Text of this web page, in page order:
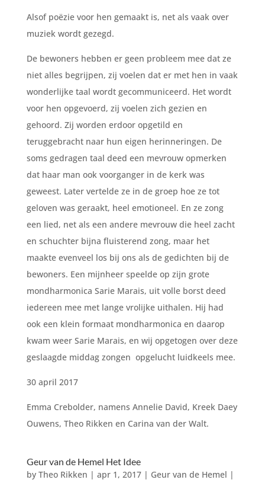
Alsof poëzie voor hen gemaakt is, net als vaak over
muziek wordt gezegd.
De bewoners hebben er geen probleem mee dat ze
niet alles begrijpen, zij voelen dat er met hen in vaak
wonderlijke taal wordt gecommuniceerd. Het wordt
voor hen opgevoerd, zij voelen zich gezien en
gehoord. Zij worden erdoor opgetild en
teruggebracht naar hun eigen herinneringen. De
soms gedragen taal deed een mevrouw opmerken
dat haar man ook voorganger in de kerk was
geweest. Later vertelde ze in de groep hoe ze tot
geloven was geraakt, heel emotioneel. En ze zong
een lied, net als een andere mevrouw die heel zacht
en schuchter bijna fluisterend zong, maar het
maakte evenveel los bij ons als de gedichten bij de
bewoners. Een mijnheer speelde op zijn grote
mondharmonica Sarie Marais, uit volle borst deed
iedereen mee met lange vrolijke uithalen. Hij had
ook een klein formaat mondharmonica en daarop
kwam weer Sarie Marais, en wij opgetogen over deze
geslaagde middag zongen opgelucht luidkeels mee.
30 april 2017
Emma Crebolder, namens Annelie David, Kreek Daey
Ouwens, Theo Rikken en Carina van der Walt.
Geur van de Hemel Het Idee
by Theo Rikken | apr 1, 2017| Geur van de Hemel |